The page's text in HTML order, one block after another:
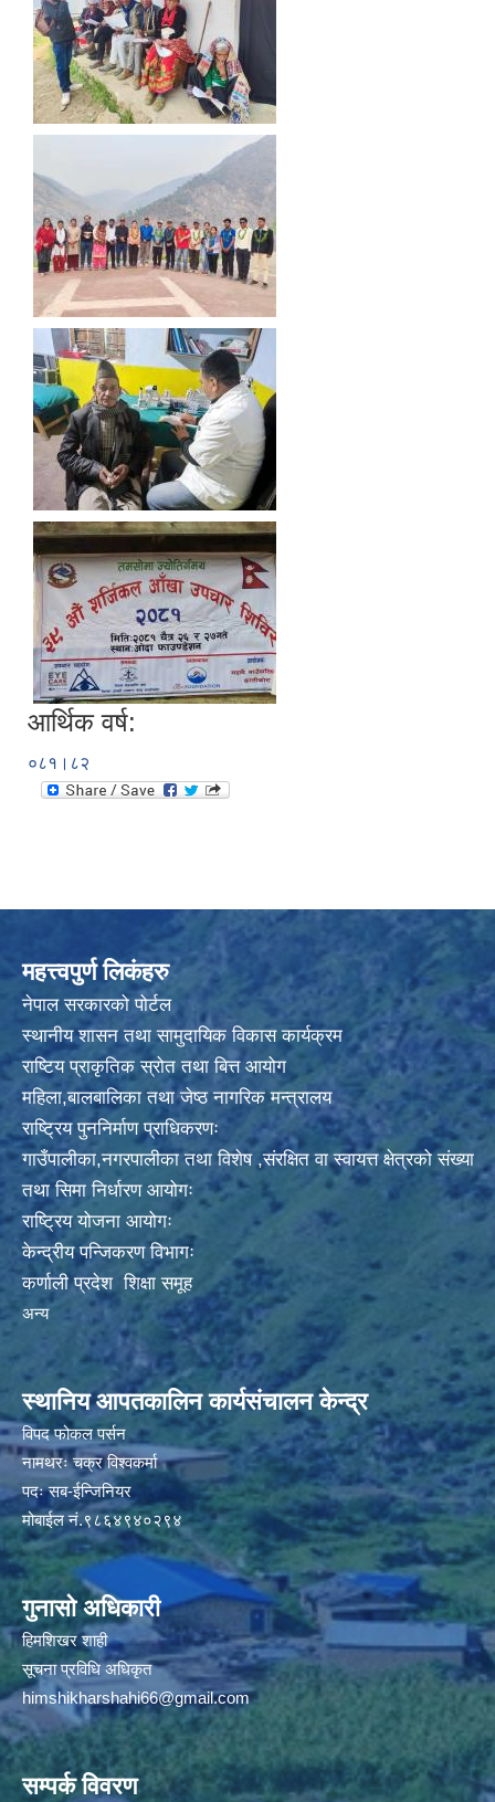
आर्थिक वर्ष:
०८१।८२
महत्त्वपुर्ण लिकंहरु
नेपाल सरकारको पोर्टल
स्थानीय शासन तथा सामुदायिक विकास कार्यक्रम
राष्टिय प्राकृतिक स्रोत तथा बित्त आयोग
महिला,बालबालिका तथा जेष्ठ नागरिक मन्त्रालय
राष्ट्रिय पुननिर्माण प्राधिकरणः
गाउँपालीका,नगरपालीका तथा विशेष ,संरक्षित वा स्वायत्त क्षेत्रको संख्या
तथा सिमा निर्धारण आयोगः
राष्ट्रिय योजना आयोगः
केन्द्रीय पन्जिकरण विभागः
कर्णाली प्रदेश शिक्षा समूह
अन्य
स्थानिय आपतकालिन कार्यसंचालन केन्द्र
विपद फोकल पर्सन
नामथरः चक्र विश्वकर्मा
पदः सब-ईन्जिनियर
मोबाईल नं.९८६४९४०२९४
गुनासो अधिकारी
हिमशिखर शाही
सूचना प्रविधि अधिकृत
himshikharshahi66@gmail.com
सम्पर्क विवरण